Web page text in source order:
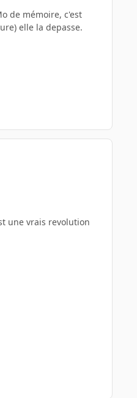
de mémoire, c'est
elle la depasse.
une vrais revolution